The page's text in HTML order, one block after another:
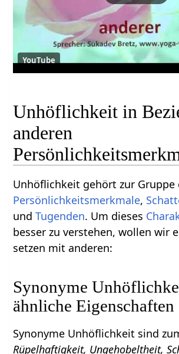
YouTube
Unhöflichkeit in
anderen
Unhöflichkeit gehört zur Gruppe
Persönlichkeitsmerkmale,
undTugenden. Um dieses
besser zu verstehen, wollen wir
setzen mit anderen:
Synonyme
ähnliche Eigenschaften
Synonyme Unhöflichkeit sind
Rüpelhaftigkeit, Ungehobeltheit,